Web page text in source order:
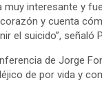
muy interesante y
y cuenta
el suicido”, señaló
de Jorge
de por vida y